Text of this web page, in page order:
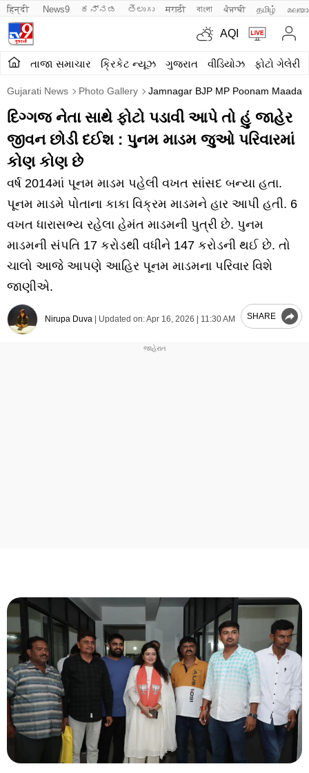
हिन्दी News9 ಕನ್ನಡ తెలుగు मराठी বাংলা ਪੰਜਾਬੀ தமிழ்
AQI
તાજા સમાચાર ક્રિકેટ ન્યૂઝ ગુજરાત વીડિયોઝ ફોટો ગેલેરી
Gujarati News Photo Gallery Jamnagar BJP MP Poonam
દિગ્ગજ નેતા સાથે ફોટો પડાવી આપે તો હું જાહેર
જીવન છોડી દઈશ : પુનમ માડમ જુઓ પરિવારમાં
કોણ કોણ છે
વર્ષ 2014માં પૂનમ માડમ પહેલી વખત સાંસદ બન્યા હતા.
પૂનમ માડમે પોતાના કાકા વિક્રમ માડમને હાર આપી હતી. 6
વખત ધારાસભ્ય રહેલા હેમંત માડમની પુત્રી છે. પુનમ
માડમની સંપતિ 17 કરોડથી વધીને 147 કરોડની થઈ છે. તો
ચાલો આજે આપણે આહિર પૂનમ માડમના પરિવાર વિશે
જાણીએ.
Nirupa Duva Updated on:Apr 16, 2026 | 11:30 AM SHARE